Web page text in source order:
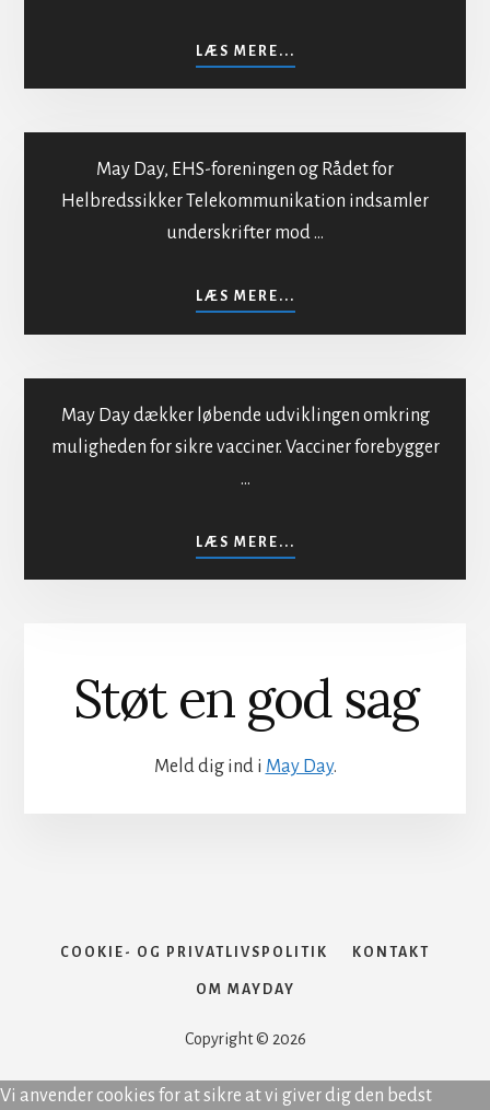
LÆS MERE...
INDMELDELSE
befolkningen
May Day, EHS-foreningen og Rådet for
Helbredssikker Telekommunikation indsamler
underskrifter mod …
LÆS MERE...
MOD
BESTRÅLING
May Day dækker løbende udviklingen omkring
muligheden for sikre vacciner. Vacciner forebygger
…
LÆS MERE...
SIKKER
VACCINATION
Støt en god sag
Meld dig ind i May Day.
COOKIE- OG PRIVATLIVSPOLITIK KONTAKT
OM MAYDAY
Copyright © 2026
Vi anvender cookies for at sikre at vi giver dig den bedst